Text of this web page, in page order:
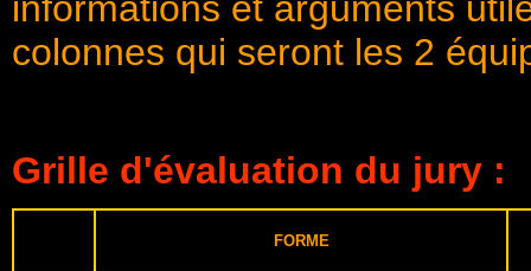
colonnes qui seront les 2
Grille d'évaluation du jury :
FORME